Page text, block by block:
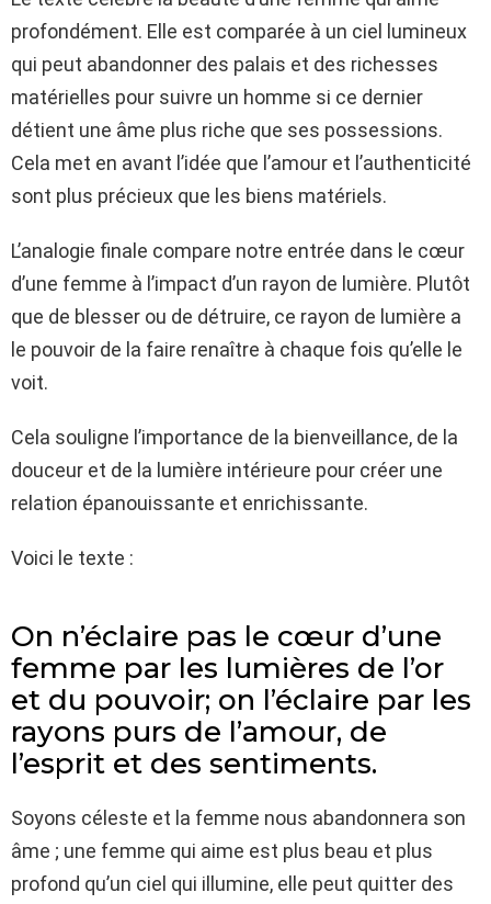
profondément. Elle est comparée à un ciel lumineux
qui peut abandonner des palais et des richesses
matérielles pour suivre un homme si ce dernier
détient une âme plus riche que ses possessions.
Cela met en avant l’idée que l’amour et l’authenticité
sont plus précieux que les biens matériels.
L’analogie finale compare notre entrée dans le cœur
d’une femme à l’impact d’un rayon de lumière. Plutôt
que de blesser ou de détruire, ce rayon de lumière a
le pouvoir de la faire renaître à chaque fois qu’elle le
voit.
Cela souligne l’importance de la bienveillance, de la
douceur et de la lumière intérieure pour créer une
relation épanouissante et enrichissante.
Voici le texte :
On n’éclaire pas le cœur d’une
femme par les lumières de l’or
et du pouvoir; on l’éclaire par les
rayons purs de l’amour, de
l’esprit et des sentiments.
Soyons céleste et la femme nous abandonnera son
âme ; une femme qui aime est plus beau et plus
profond qu’un ciel qui illumine, elle peut quitter des